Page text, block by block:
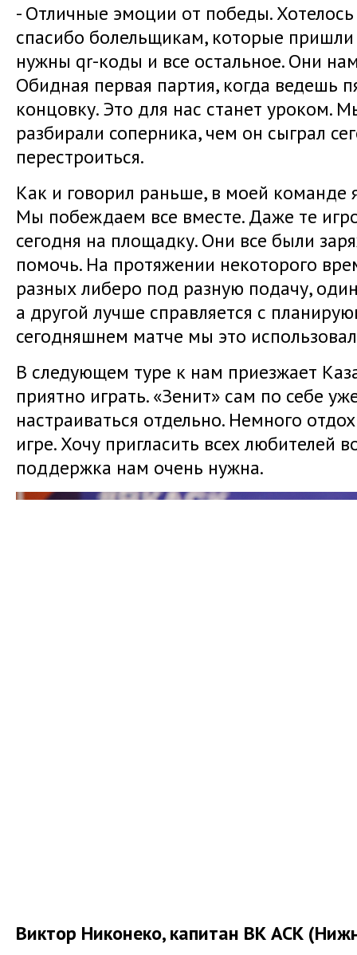
- Отличные эмоции от победы.
спасибо болельщикам, которые пришли
нужны qr-коды и все остальное. Они
Обидная первая партия, когда ведешь
концовку. Это для нас станет уроком.
разбирали соперника, чем он сыграл
перестроиться.
Как и говорил раньше, в моей команде
Мы побеждаем все вместе. Даже те
сегодня на площадку. Они все были
помочь. На протяжении некоторого
разных либеро под разную подачу,
а другой лучше справляется с
сегодняшнем матче мы это
В следующем туре к нам приезжает
приятно играть. «Зенит» сам по себе
настраиваться отдельно. Немного
игре. Хочу пригласить всех любителей
поддержка нам очень нужна.
Виктор Никонеко, капитан ВК АСК